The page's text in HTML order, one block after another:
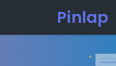
Pinlap